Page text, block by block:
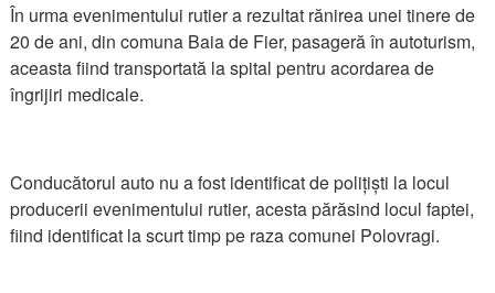
În urma evenimentului rutier a rezultat rănirea unei tinere de
20 de ani, din comuna Baia de Fier, pasageră în autoturism,
aceasta fiind transportată la spital pentru acordarea de
îngrijiri medicale.
Conducătorul auto nu a fost identificat de polițiști la locul
producerii evenimentului rutier, acesta părăsind locul faptei,
fiind identificat la scurt timp pe raza comunei Polovragi.